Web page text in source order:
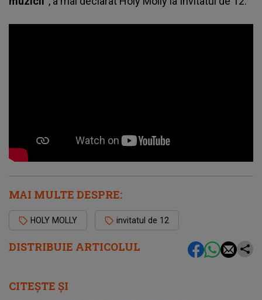
DISTRIBUIE ARTICOLUL
MAI MULTE DESPRE:
HOLY MOLLY invitatul de 12
CITEȘTE ȘI